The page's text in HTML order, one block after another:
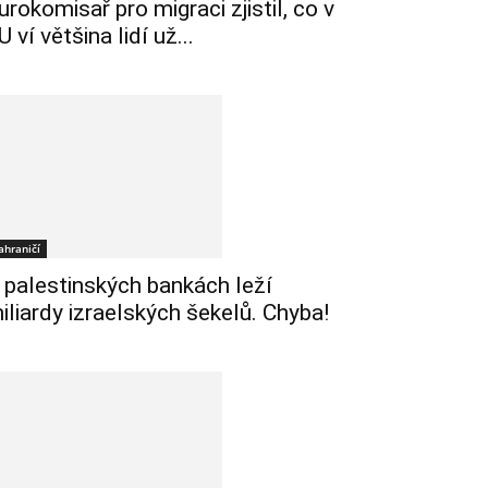
pro migraci zjistil, co v
ví většina lidí už...
palestinských bankách leží
izraelských šekelů. Chyba!